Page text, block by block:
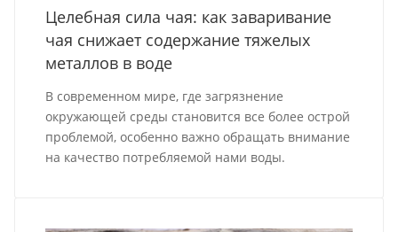
Целебная сила чая: как заваривание
чая снижает содержание тяжелых
металлов в воде
В современном мире, где загрязнение
окружающей среды становится все более острой
проблемой, особенно важно обращать внимание
на качество потребляемой нами воды.